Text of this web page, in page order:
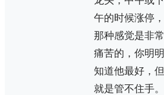
午的时候涨停，
那种感觉是非常
痛苦的，你明明
知道他最好，但
就是管不住手。